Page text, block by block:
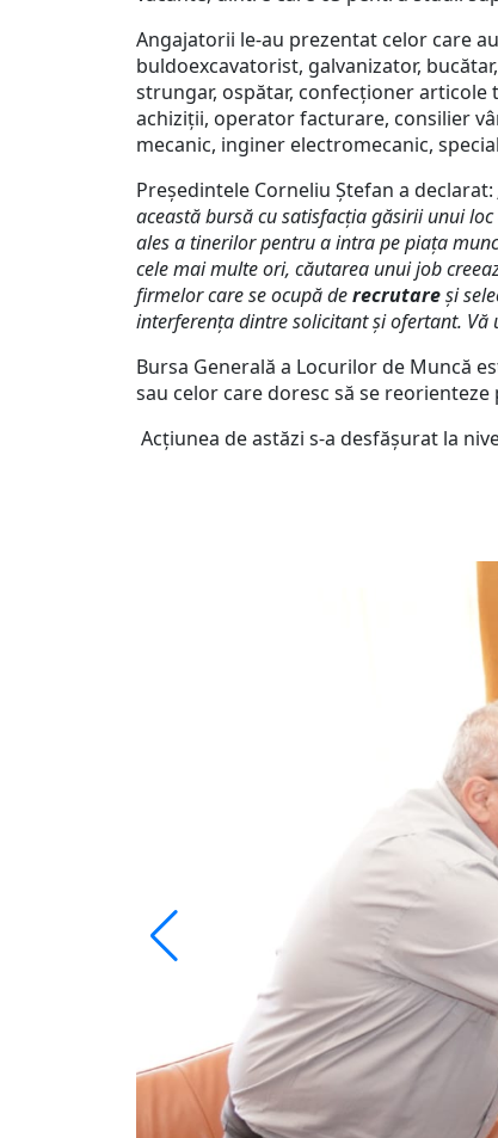
Angajatorii le-au prezentat celor care
buldoexcavatorist, galvanizator,
strungar, ospătar, confecționer articole
achiziții, operator facturare, consilier
mecanic, inginer electromecanic,
Președintele Corneliu Ștefan a declarat:
această bursă cu satisfacția găsirii unui
ales a tinerilor pentru a intra pe piața
cele mai multe ori, căutarea unui job
firmelor care se ocupă derecrutareși
interferența dintre solicitant și ofertant. Vă
Bursa Generală a Locurilor de Muncă
sau celor care doresc să se
Acțiunea de astăzi s-a desfășurat la